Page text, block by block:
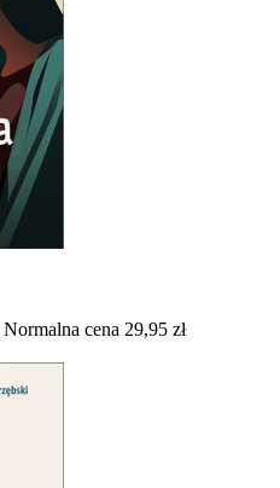
Normalna cena 29,95 zł